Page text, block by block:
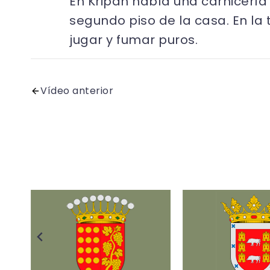
segundo piso de la casa. En
jugar y fumar puros.
Vídeo anterior